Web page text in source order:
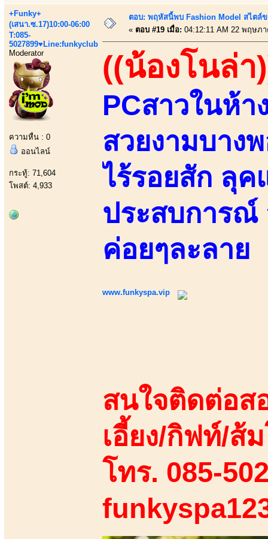
+Funky+
(เสนา.ซ.17)10:00-06:00
T:085-
5027899♥Line:funkyclub
Moderator
ความหื่น : 0
ออนไลน์
กระทู้: 71,604
โพสต์: 4,933
ตอบ: พฤหัสนี้พบ Fashion Model สไตล์ข
« ตอบ #19 เมื่อ: 04:12:11 AM 22 พฤษภ
((น้องโนล่า
PCสาวในห้า
สวยงามบาง
ไร้รอยสัก ลุค
ประสบการณ์
ค่อยๆละลาย
www.funkyspa.vip
สนใจติดต่อส
เอี้ยง/กิฟท์/ส้
โทร. 085-